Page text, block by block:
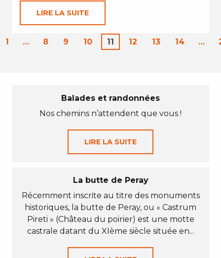
LIRE LA SUITE
1 … 8 9 10 11 12 13 14 …
Balades et randonnées
Nos chemins n’attendent que vous !
LIRE LA SUITE
La butte de Peray
Récemment inscrite au titre des monuments
historiques, la butte de Peray, ou « Castrum
Pireti » (Château du poirier) est une motte
castrale datant du XIème siècle située en...